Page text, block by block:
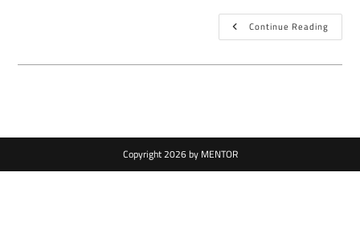
Continue Reading
Copyright 2026 by MENTOR